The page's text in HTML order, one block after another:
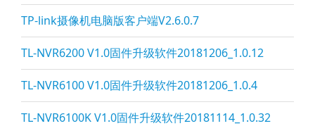
TP-link摄像机电脑版客户端V2.6.0.7
TL-NVR6200 V1.0固件升级软件20181206_1.0.12
TL-NVR6100 V1.0固件升级软件20181206_1.0.4
TL-NVR6100K V1.0固件升级软件20181114_1.0.32